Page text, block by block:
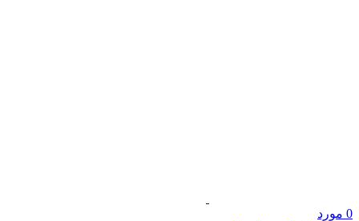
0 مورد